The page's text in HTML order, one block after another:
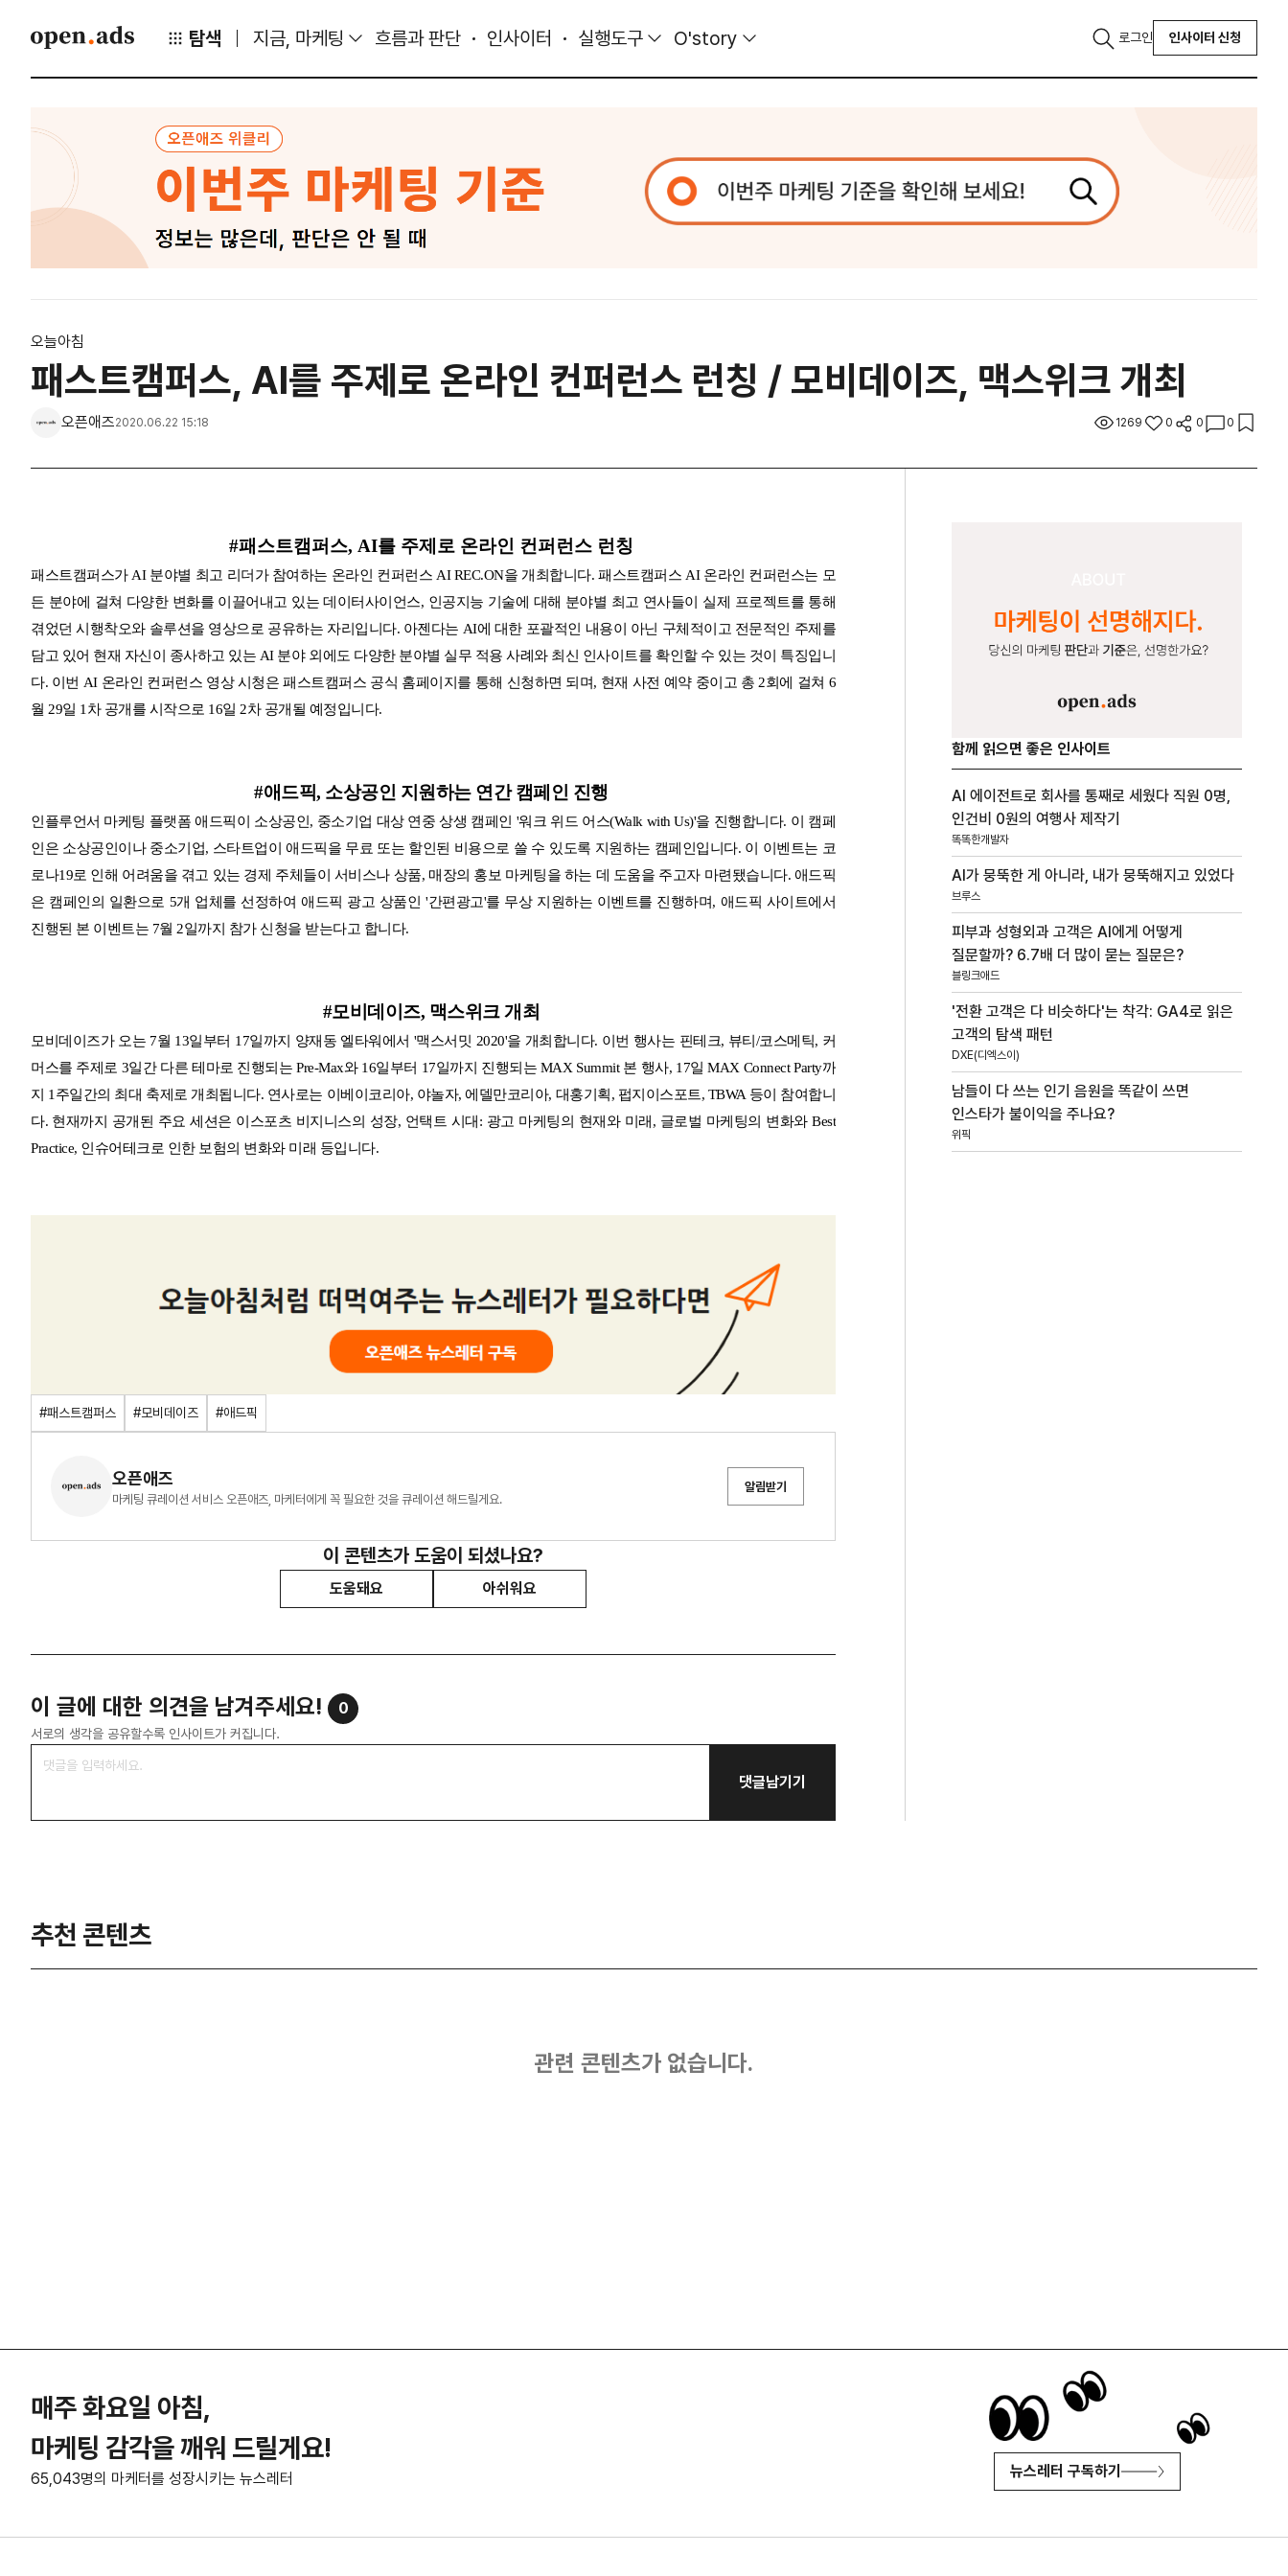
탐색 지금, 마케팅 흐름과 판단 인사이터 실행도구 O'story 로그인 인사이터 신청
오늘아침
패스트캠퍼스, AI를 주제로 온라인 컨퍼런스 런칭 / 모비데이즈, 맥스위크 개최
오픈애즈2020.06.22 15:18 1269 0 0 0
#패스트캠퍼스, AI를 주제로 온라인 컨퍼런스 런칭
패스트캠퍼스가 AI 분야별 최고 리더가 참여하는 온라인 컨퍼런스 AI REC.ON을 개최합니다. 패스트캠퍼스 AI 온라인 컨퍼런스는 모
든 분야에 걸쳐 다양한 변화를 이끌어내고 있는 데이터사이언스, 인공지능 기술에 대해 분야별 최고 연사들이 실제 프로젝트를 통해
겪었던 시행착오와 솔루션을 영상으로 공유하는 자리입니다. 아젠다는 AI에 대한 포괄적인 내용이 아닌 구체적이고 전문적인 주제를
담고 있어 현재 자신이 종사하고 있는 AI 분야 외에도 다양한 분야별 실무 적용 사례와 최신 인사이트를 확인할 수 있는 것이 특징입니
다. 이번 AI 온라인 컨퍼런스 영상 시청은 패스트캠퍼스 공식 홈페이지를 통해 신청하면 되며, 현재 사전 예약 중이고 총 2회에 걸쳐 6
월 29일 1차 공개를 시작으로 16일 2차 공개될 예정입니다.
#애드픽, 소상공인 지원하는 연간 캠페인 진행
인플루언서 마케팅 플랫폼 애드픽이 소상공인, 중소기업 대상 연중 상생 캠페인 '워크 위드 어스(Walk with Us)'을 진행합니다. 이 캠페
인은 소상공인이나 중소기업, 스타트업이 애드픽을 무료 또는 할인된 비용으로 쓸 수 있도록 지원하는 캠페인입니다. 이 이벤트는 코
로나19로 인해 어려움을 겪고 있는 경제 주체들이 서비스나 상품, 매장의 홍보 마케팅을 하는 데 도움을 주고자 마련됐습니다. 애드픽
은 캠페인의 일환으로 5개 업체를 선정하여 애드픽 광고 상품인 '간편광고'를 무상 지원하는 이벤트를 진행하며, 애드픽 사이트에서
진행된 본 이벤트는 7월 2일까지 참가 신청을 받는다고 합니다.
#모비데이즈, 맥스위크 개최
모비데이즈가 오는 7월 13일부터 17일까지 양재동 엘타워에서 '맥스서밋 2020'을 개최합니다. 이번 행사는 핀테크, 뷰티/코스메틱, 커
머스를 주제로 3일간 다른 테마로 진행되는 Pre-Max와 16일부터 17일까지 진행되는 MAX Summit 본 행사, 17일 MAX Connect Party까
지 1주일간의 최대 축제로 개최됩니다. 연사로는 이베이코리아, 야놀자, 에델만코리아, 대홍기획, 펍지이스포트, TBWA 등이 참여합니
다. 현재까지 공개된 주요 세션은 이스포츠 비지니스의 성장, 언택트 시대: 광고 마케팅의 현재와 미래, 글로벌 마케팅의 변화와 Best
Practice, 인슈어테크로 인한 보험의 변화와 미래 등입니다.
#패스트캠퍼스 #모비데이즈 #애드픽
오픈애즈
마케팅 큐레이션 서비스 오픈애즈, 마케터에게 꼭 필요한 것을 큐레이션 해드릴게요.
알림받기
이 콘텐츠가 도움이 되셨나요?
도움돼요 아쉬워요
이 글에 대한 의견을 남겨주세요! 0
서로의 생각을 공유할수록 인사이트가 커집니다.
댓글남기기
함께 읽으면 좋은 인사이트
AI 에이전트로 회사를 통째로 세웠다 직원 0명,
인건비 0원의 여행사 제작기
똑똑한개발자
AI가 뭉뚝한 게 아니라, 내가 뭉뚝해지고 있었다
브루스
피부과 성형외과 고객은 AI에게 어떻게
질문할까? 6.7배 더 많이 묻는 질문은?
블링크애드
'전환 고객은 다 비슷하다'는 착각: GA4로 읽은
고객의 탐색 패턴
DXE(디엑스이)
남들이 다 쓰는 인기 음원을 똑같이 쓰면
인스타가 불이익을 주나요?
위픽
추천 콘텐츠
관련 콘텐츠가 없습니다.
매주 화요일 아침,
마케팅 감각을 깨워 드릴게요!
65,043명의 마케터를 성장시키는 뉴스레터 뉴스레터 구독하기